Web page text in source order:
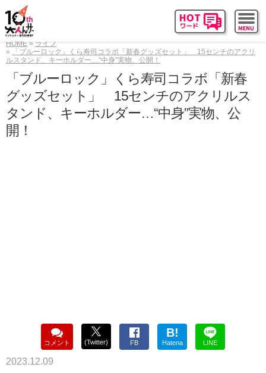
HOME
ライフ
「ブルーロック」くら寿司コラボ「新春グッズセット」 15センチのアクリ
ルスタンド、キーホルダー…“中身”実物、公開！
「ブルーロック」くら寿司コラボ「新春
グッズセット」 15センチのアクリルス
タンド、キーホルダー…“中身”実物、公
開！
コメント (Twitter) FB
B!
Hatena LINE
2023.12.09